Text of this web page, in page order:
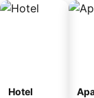
Hotel